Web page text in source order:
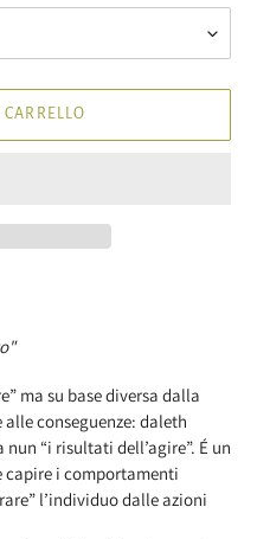
ma su base diversa dalla
conseguenze: daleth
“i risultati dell’agire”. É un
capire i comportamenti
l’individuo dalle azioni